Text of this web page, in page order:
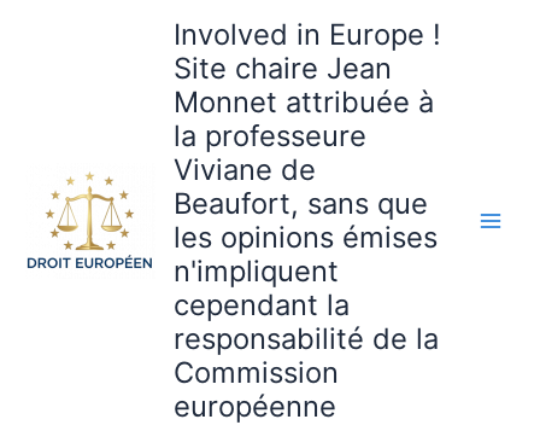
Involved in Europe !
Site chaire Jean
Monnet attribuée à
la professeure
Viviane de
Beaufort, sans que
les opinions émises
n'impliquent
cependant la
responsabilité de la
Commission
européenne